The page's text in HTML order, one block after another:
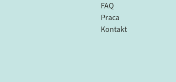
FAQ
Praca
Kontakt